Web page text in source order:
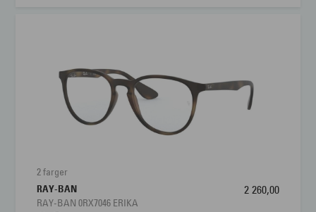
2 farger
RAY-BAN
RAY-BAN 0RX7046 ERIKA
2 260,00